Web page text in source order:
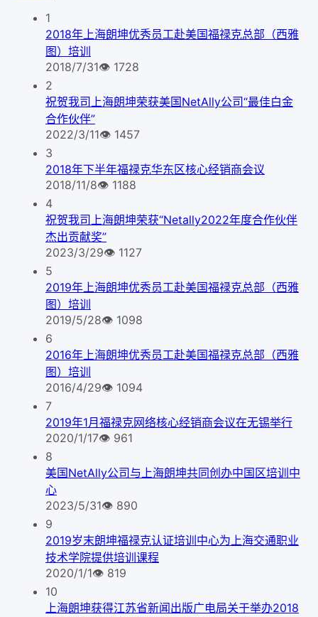
1
2018年上海朗坤优秀员工赴美国福禄克总部（西雅
图）培训
2018/7/31👁 1728
2
祝贺我司上海朗坤荣获美国NetAlly公司“最佳白金
合作伙伴”
2022/3/11👁 1457
3
2018年下半年福禄克华东区核心经销商会议
2018/11/8👁 1188
4
祝贺我司上海朗坤荣获“Netally2022年度合作伙伴
杰出贡献奖”
2023/3/29👁 1127
5
2019年上海朗坤优秀员工赴美国福禄克总部（西雅
图）培训
2019/5/28👁 1098
6
2016年上海朗坤优秀员工赴美国福禄克总部（西雅
图）培训
2016/4/29👁 1094
7
2019年1月福禄克网络核心经销商会议在无锡举行
2020/1/17👁 961
8
美国NetAlly公司与上海朗坤共同创办中国区培训中
心
2023/5/31👁 890
9
2019岁末朗坤福禄克认证培训中心为上海交通职业
技术学院提供培训课程
2020/1/1👁 819
10
上海朗坤获得江苏省新闻出版广电局关于举办2018